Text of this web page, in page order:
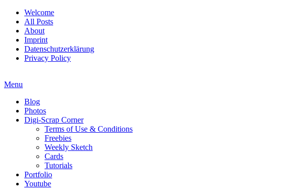
Welcome
All Posts
About
Imprint
Datenschutzerklärung
Privacy Policy
Menu
Blog
Photos
Digi-Scrap Corner
Terms of Use & Conditions
Freebies
Weekly Sketch
Cards
Tutorials
Portfolio
Youtube